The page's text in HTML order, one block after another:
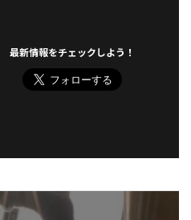
最新情報をチェックしよう！